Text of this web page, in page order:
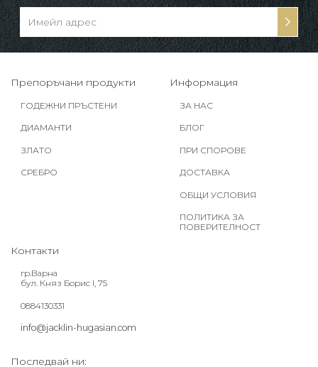
Препоръчани продукти
ГОДЕЖНИ ПРЪСТЕНИ
ДИАМАНТИ
ЗЛАТО
СРЕБРО
Информация
ЗА НАС
БЛОГ
ПРИ СПОРОВЕ
ДОСТАВКА
ОБЩИ УСЛОВИЯ
ПОЛИТИКА ЗА
ПОВЕРИТЕЛНОСТ
Контакти
гр.Варна
бул. Княз Борис I, 75
0884130331
info@jacklin-hugasian.com
Последвай ни: